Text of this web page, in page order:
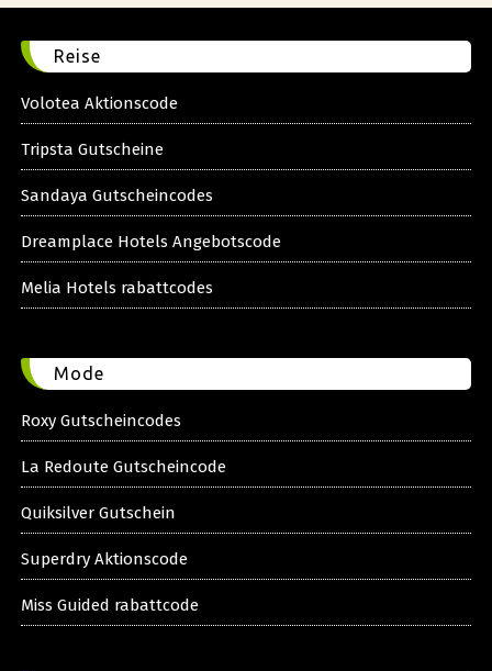
Reise
Volotea Aktionscode
Tripsta Gutscheine
Sandaya Gutscheincodes
Dreamplace Hotels Angebotscode
Melia Hotels rabattcodes
Mode
Roxy Gutscheincodes
La Redoute Gutscheincode
Quiksilver Gutschein
Superdry Aktionscode
Miss Guided rabattcode